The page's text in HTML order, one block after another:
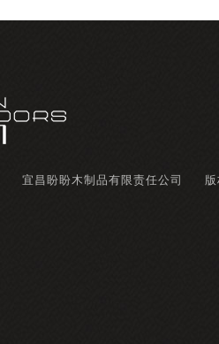
宜昌盼盼木制品有限责任公司